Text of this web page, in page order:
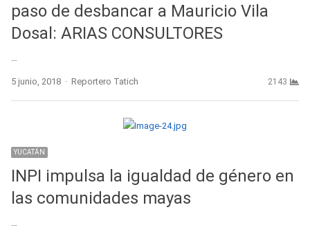
paso de desbancar a Mauricio Vila
Dosal: ARIAS CONSULTORES
…
5 junio, 2018 Author
Reportero Tatich 2143
YUCATÁN
INPI impulsa la igualdad de género en
las comunidades mayas